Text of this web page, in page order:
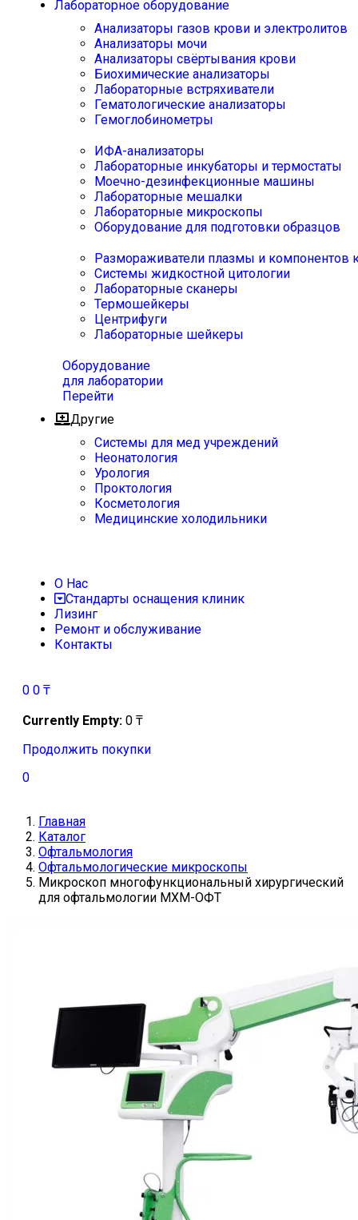
Лабораторное оборудование
Анализаторы газов крови и электролитов
Анализаторы мочи
Анализаторы свёртывания крови
Биохимические анализаторы
Лабораторные встряхиватели
Гематологические анализаторы
Гемоглобинометры
ИФА-анализаторы
Лабораторные инкубаторы и термостаты
Моечно-дезинфекционные машины
Лабораторные мешалки
Лабораторные микроскопы
Оборудование для подготовки образцов
Размораживатели плазмы и компонентов
Системы жидкостной цитологии
Лабораторные сканеры
Термошейкеры
Центрифуги
Лабораторные шейкеры
Оборудование
для лаборатории
Перейти
Другие
Системы для мед учреждений
Неонатология
Урология
Проктология
Косметология
Медицинские холодильники
О Нас
Стандарты оснащения клиник
Лизинг
Ремонт и обслуживание
Контакты
0 0 ₸
Currently Empty: 0 ₸
Продолжить покупки
0
Главная
Каталог
Офтальмология
Офтальмологические микроскопы
Микроскоп многофункциональный хирургический
для офтальмологии МХМ-ОФТ